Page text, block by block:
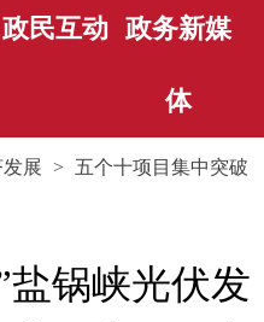
政民互动 政务新媒
体
展 > 五个十项目集中突破
盐锅峡光伏发